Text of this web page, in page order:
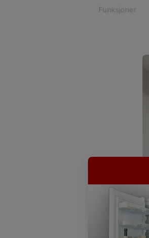
Funksjoner